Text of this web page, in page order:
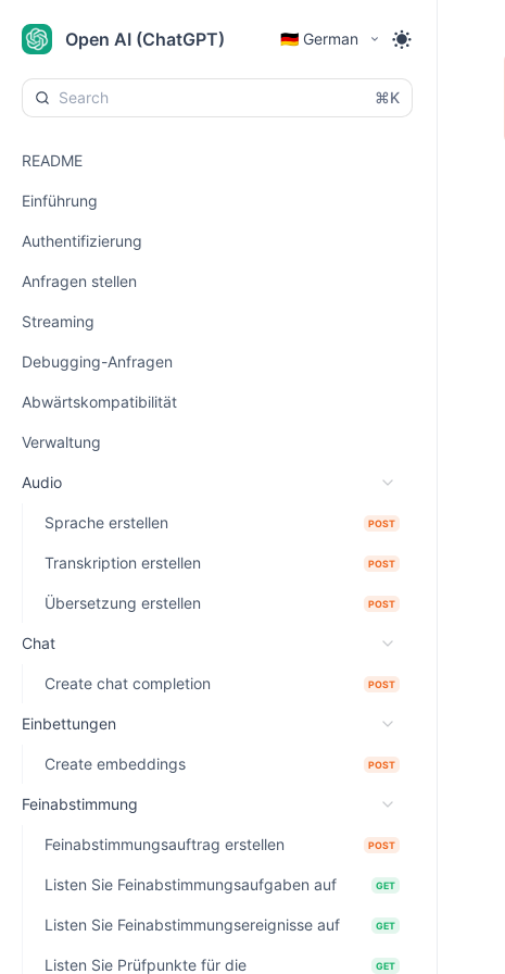
Open AI (ChatGPT) 🇩🇪 German
⌘K
README
Einführung
Authentifizierung
Anfragen stellen
Streaming
Debugging-Anfragen
Abwärtskompatibilität
Verwaltung
Audio
Sprache erstellen POST
Transkription erstellen POST
Übersetzung erstellen POST
Chat
Create chat completion POST
Einbettungen
Create embeddings POST
Feinabstimmung
Feinabstimmungsauftrag erstellen POST
Listen Sie Feinabstimmungsaufgaben auf GET
Listen Sie Feinabstimmungsereignisse auf GET
Listen Sie Prüfpunkte für die GET